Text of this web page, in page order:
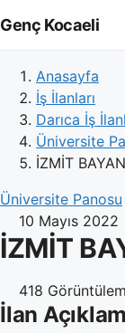
Genç Kocaeli
Anasayfa
İş İlanları
Darıca İş
Üniversite
İZMİT
Üniversite Panosu
10 Mayıs 2022
İZMİT
418
İlan